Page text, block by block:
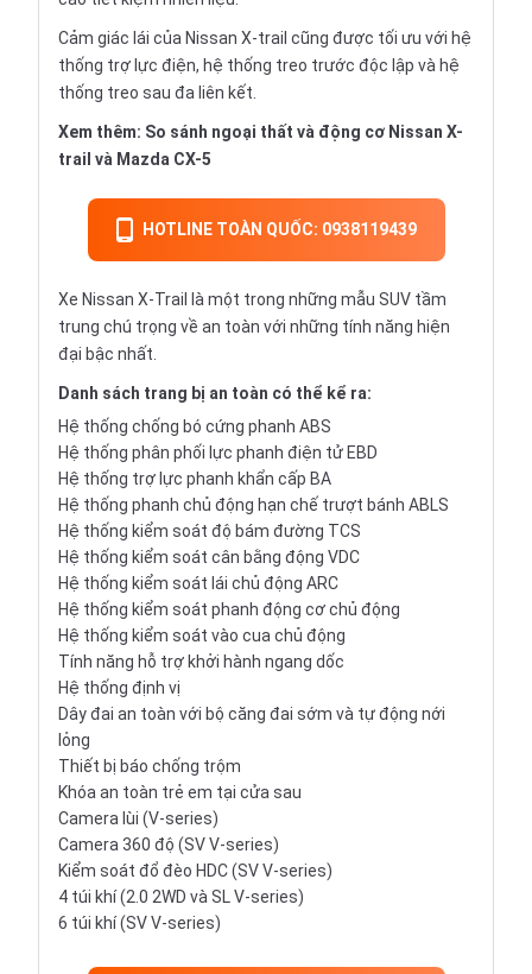
Cảm giác lái của Nissan X-trail cũng được tối ưu với hệ
thống trợ lực điện, hệ thống treo trước độc lập và hệ
thống treo sau đa liên kết.
Xem thêm: So sánh ngoại thất và động cơ Nissan X-
trail và Mazda CX-5
HOTLINE TOÀN QUỐC: 0938119439
Xe Nissan X-Trail là một trong những mẫu SUV tầm
trung chú trọng về an toàn với những tính năng hiện
đại bậc nhất.
Danh sách trang bị an toàn có thể kể ra:
Hệ thống chống bó cứng phanh ABS
Hệ thống phân phối lực phanh điện tử EBD
Hệ thống trợ lực phanh khẩn cấp BA
Hệ thống phanh chủ động hạn chế trượt bánh ABLS
Hệ thống kiểm soát độ bám đường TCS
Hệ thống kiểm soát cân bằng động VDC
Hệ thống kiểm soát lái chủ động ARC
Hệ thống kiểm soát phanh động cơ chủ động
Hệ thống kiểm soát vào cua chủ động
Tính năng hỗ trợ khởi hành ngang dốc
Hệ thống định vị
Dây đai an toàn với bộ căng đai sớm và tự động nới
lỏng
Thiết bị báo chống trộm
Khóa an toàn trẻ em tại cửa sau
Camera lùi (V-series)
Camera 360 độ (SV V-series)
Kiểm soát đổ đèo HDC (SV V-series)
4 túi khí (2.0 2WD và SL V-series)
6 túi khí (SV V-series)